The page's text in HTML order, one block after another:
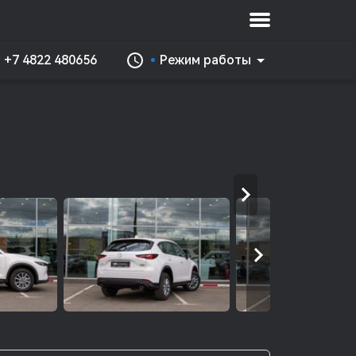
+7 4822 480656 Режим работы